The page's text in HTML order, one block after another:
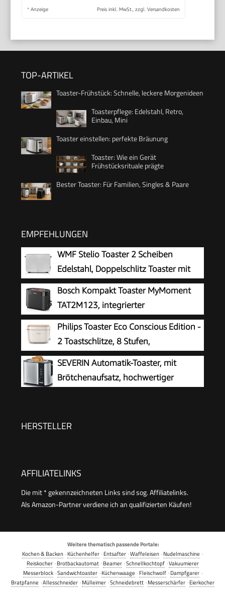
* Anzeige Preis inkl. MwSt., zzgl. Versandkosten
TOP-ARTIKEL
Toaster-Frühstück: Schnelle, leckere Morgenideen
Toasterpflege: Edelstahl, Retro,
Einbau, Mini
Toaster einstellen: perfekte Bräunung
Toaster: Wie ein Gerät
Frühstücksrituale prägte
Bester Toaster: Für Familien, Singles & Paare
EMPFEHLUNGEN
WMF Stelio Toaster 2 Scheiben
Edelstahl, Doppelschlitz Toaster mit
Brötchenaufsatz, Bagel-Funktion, 7
Bräunungsstufen, 900 W, edelstahl matt
Bosch Kompakt Toaster MyMoment
TAT2M123, integrierter
Brötchenaufsatz, mit Auftaufunktion,
mit Abschaltautomatik, Liftfunktion,
Brotzentrierung, perfekt für 2 Scheiben, 800
Watt, Schwarz matt
Philips Toaster Eco Conscious Edition -
2 Toastschlitze, 8 Stufen,
Brötchenaufsatz, Auftaufunktion,
hergestellt aus Altspeiseöl, seidenweiß-matt
(HD2640/10)
SEVERIN Automatik-Toaster, mit
Brötchenaufsatz, hochwertiger
HERSTELLER
AFFILIATELINKS
Die mit * gekennzeichneten Links sind sog. Affiliatelinks.
Als Amazon-Partner verdiene ich an qualifizierten Käufen!
Weitere thematisch passende Portale:
Kochen & Backen ·Küchenhelfer ·Entsafter ·Waffeleisen ·Nudelmaschine ·
Reiskocher·Brotbackautomat·Beamer·Schnellkochtopf·Vakuumierer
Messerblock·Sandwichtoaster·Küchenwaage ·Fleischwolf·Dampfgarer·
Bratpfanne ·Allesschneider·Mülleimer·Schneidebrett·Messerschärfer·Eierkocher